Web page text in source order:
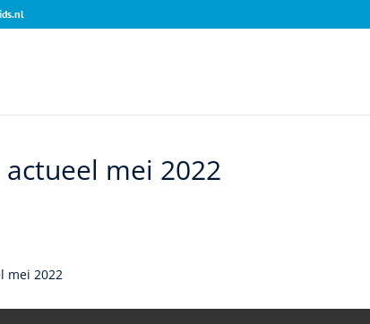
actueel mei 2022
mei 2022